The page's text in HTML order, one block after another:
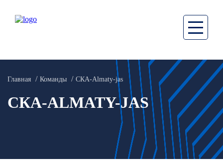
Главная Команды СКА-Almaty-jas
СКА-ALMATY-JAS